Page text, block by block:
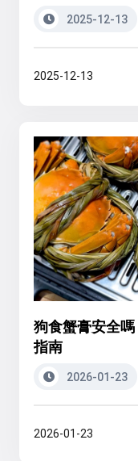
2025-12-13
2025-12-13
狗食蟹膏安全
指南
2026-01-23
2026-01-23